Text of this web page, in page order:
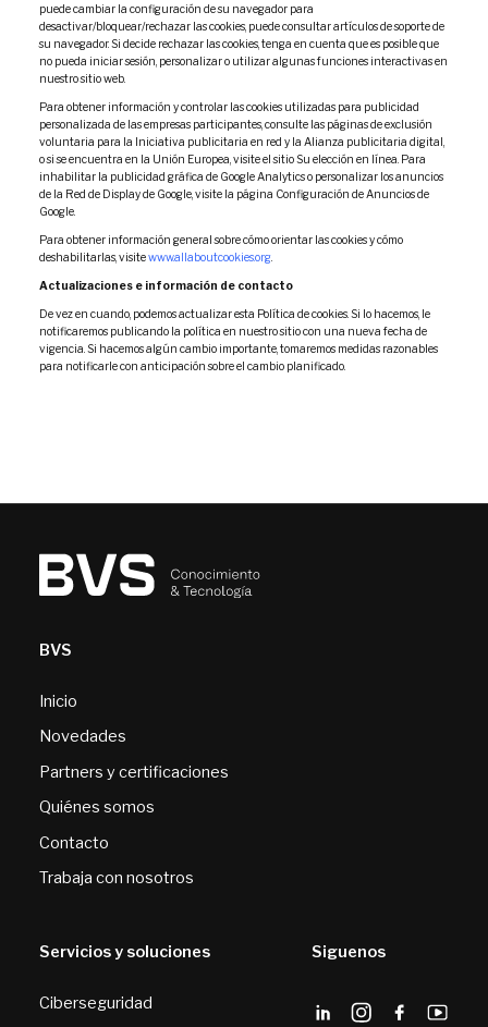
puede cambiar la configuración de su navegador para
desactivar/bloquear/rechazar las cookies, puede consultar artículos de soporte de
su navegador. Si decide rechazar las cookies, tenga en cuenta que es posible que
no pueda iniciar sesión, personalizar o utilizar algunas funciones interactivas en
nuestro sitio web.
Para obtener información y controlar las cookies utilizadas para publicidad
personalizada de las empresas participantes, consulte las páginas de exclusión
voluntaria para la Iniciativa publicitaria en red y la Alianza publicitaria digital,
o si se encuentra en la Unión Europea, visite el sitio Su elección en línea. Para
inhabilitar la publicidad gráfica de Google Analytics o personalizar los anuncios
de la Red de Display de Google, visite la página Configuración de Anuncios de
Google.
Para obtener información general sobre cómo orientar las cookies y cómo
deshabilitarlas, visitewww.allaboutcookies.org
Actualizaciones e información de contacto
De vez en cuando, podemos actualizar esta Política de cookies. Si lo hacemos, le
notificaremos publicando la política en nuestro sitio con una nueva fecha de
vigencia. Si hacemos algún cambio importante, tomaremos medidas razonables
para notificarle con anticipación sobre el cambio planificado.
BVS
Inicio
Novedades
Partners y certificaciones
Quiénes somos
Contacto
Trabaja con nosotros
Servicios y soluciones
Ciberseguridad
Siguenos